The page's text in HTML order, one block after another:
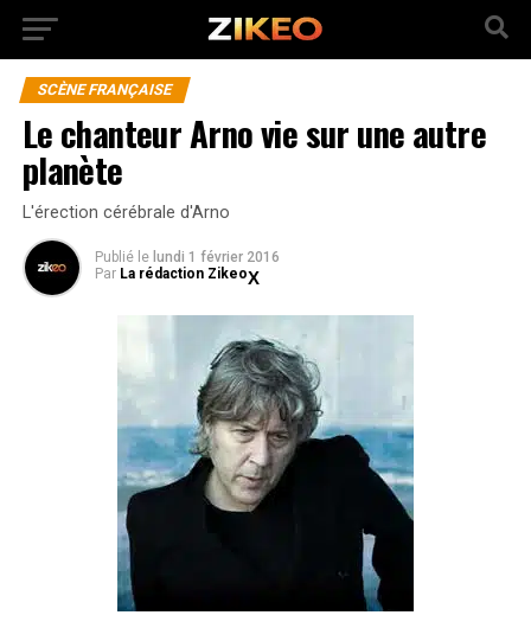
SCÈNE FRANÇAISE
Le chanteur Arno vie sur une autre
planète
L'érection cérébrale d'Arno
Publié le lundi 1 février 2016
Par La rédaction Zikeo